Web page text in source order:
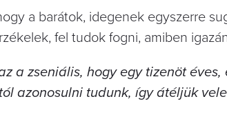
a barátok, idegenek egyszerre
fel tudok fogni, amiben
a zseniális, hogy egy tizenöt éves,
azonosulni tudunk, így átéljük